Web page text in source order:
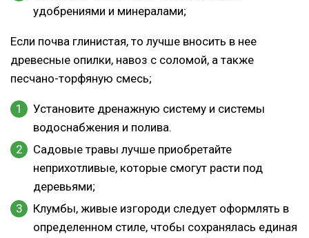
удобрениями и минералами;
Если почва глинистая, то лучше вносить в нее
древесные опилки, навоз с соломой, а также
песчано-торфяную смесь;
Установите дренажную систему и системы
водоснабжения и полива.
Садовые травы лучше приобретайте
неприхотливые, которые смогут расти под
деревьями;
Клумбы, живые изгороди следует оформлять в
определенном стиле, чтобы сохранялась единая